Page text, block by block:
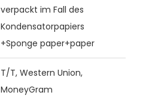
verpackt im Fall des
Kondensatorpapiers
+Sponge paper+paper
T/T, Western Union,
MoneyGram